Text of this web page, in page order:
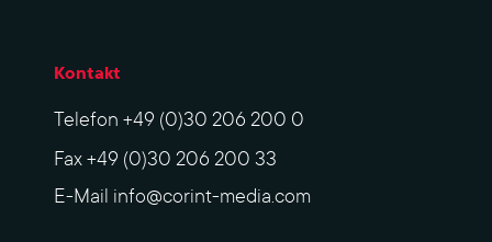
Kontakt
Telefon +49 (0)30 206 200 0
Fax+49 (0)30 206 200 33
E-Mail info@corint-media.com